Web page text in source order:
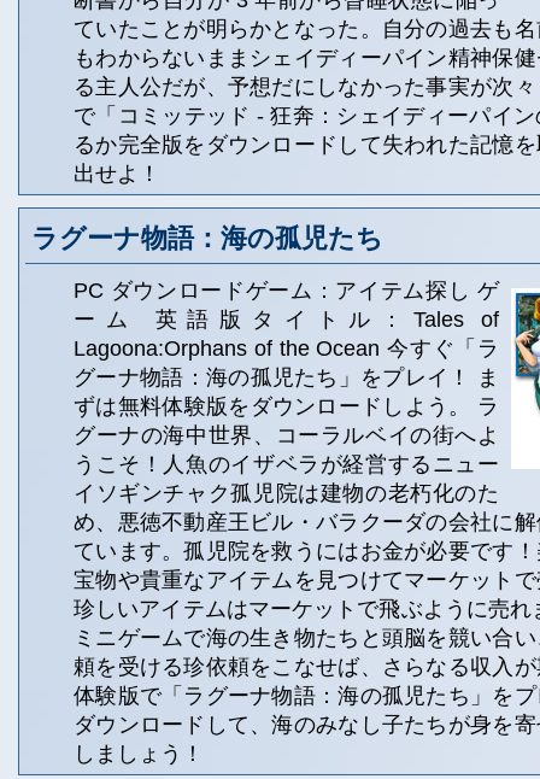
ていたことが明らかとなった。自分の過去も
もわからないままシェイディーパイン精神保
る主人公だが、予想だにしなかった事実が次
で「コミッテッド - 狂奔：シェイディーパイ
るか完全版をダウンロードして失われた記憶
出せよ！
ラグーナ物語：海の孤児たち
PC ダウンロードゲーム：アイテム探し ゲ
ーム 英語版タイトル：Tales of
Lagoona:Orphans of the Ocean 今すぐ「ラ
グーナ物語：海の孤児たち」をプレイ！ ま
ずは無料体験版をダウンロードしよう。 ラ
グーナの海中世界、コーラルベイの街へよ
うこそ！人魚のイザベラが経営するニュー
イソギンチャク孤児院は建物の老朽化のた
め、悪徳不動産王ビル・バラクーダの会社に
ています。孤児院を救うにはお金が必要です
宝物や貴重なアイテムを見つけてマーケット
珍しいアイテムはマーケットで飛ぶように売
ミニゲームで海の生き物たちと頭脳を競い合
頼を受ける珍依頼をこなせば、さらなる収入
体験版で「ラグーナ物語：海の孤児たち」を
ダウンロードして、海のみなし子たちが身を
しましょう！